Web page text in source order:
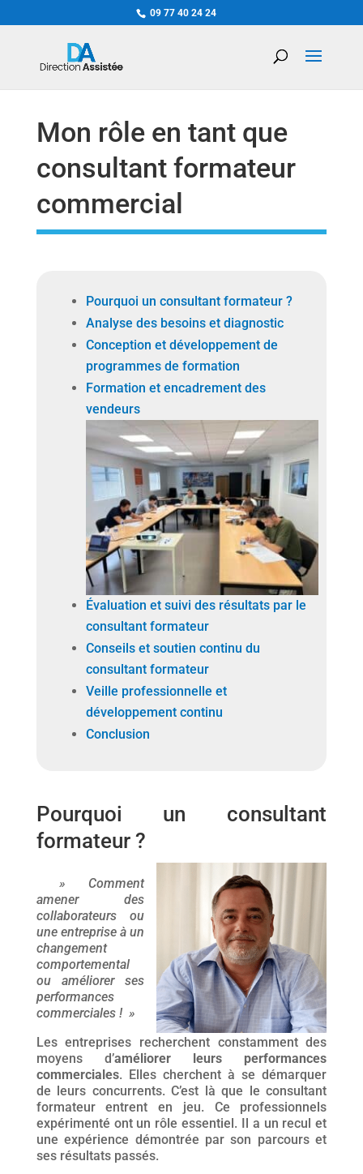
09 77 40 24 24
Mon rôle en tant que
consultant formateur
commercial
Pourquoi un consultant formateur ?
Analyse des besoins et diagnostic
Conception et développement de
programmes de formation
Formation et encadrement des
vendeurs
Évaluation et suivi des résultats par le
consultant formateur
Conseils et soutien continu du
consultant formateur
Veille professionnelle et
développement continu
Conclusion
Pourquoi un consultant
formateur ?
» Comment
amener des
collaborateurs ou
une entreprise à un
changement
comportemental
ou améliorer ses
performances
commerciales ! »
Les entreprises recherchent constamment des
moyens d’améliorer leurs performances
commerciales. Elles cherchent à se démarquer
de leurs concurrents. C’est là que le consultant
formateur entrent en jeu. Ce professionnels
expérimenté ont un rôle essentiel. Il a un recul et
une expérience démontrée par son parcours et
ses résultats passés.